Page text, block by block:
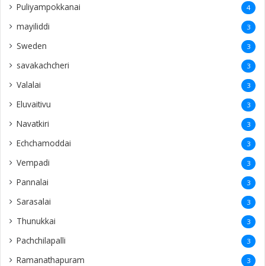
Puliyampokkanai 4
mayiliddi 3
Sweden 3
savakachcheri 3
Valalai 3
Eluvaitivu 3
Navatkiri 3
Echchamoddai 3
Vempadi 3
Pannalai 3
Sarasalai 3
Thunukkai 3
Pachchilapalli 3
Ramanathapuram 3